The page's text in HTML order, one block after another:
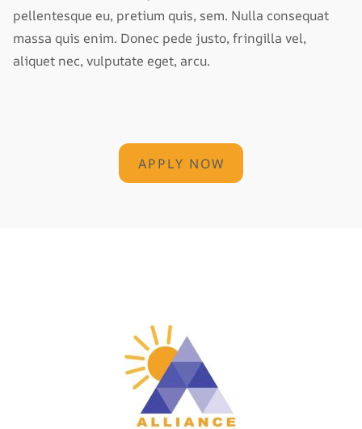
pellentesque eu, pretium quis, sem. Nulla consequat
massa quis enim. Donec pede justo, fringilla vel,
aliquet nec, vulputate eget, arcu.
APPLY NOW